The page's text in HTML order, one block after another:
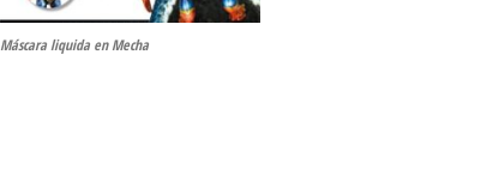
Máscara liquida en Mecha